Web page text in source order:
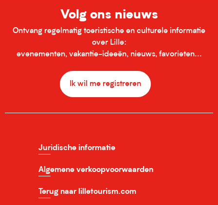
Volg ons nieuws
Ontvang regelmatig toeristische en culturele informatie
over Lille:
evenementen, vakantie-ideeën, nieuws, favorieten...
Ik wil me registreren
Juridische informatie
Algemene verkoopvoorwaarden
Terug naar lilletourism.com